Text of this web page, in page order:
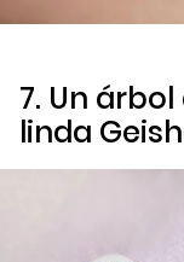
7. Un
linda